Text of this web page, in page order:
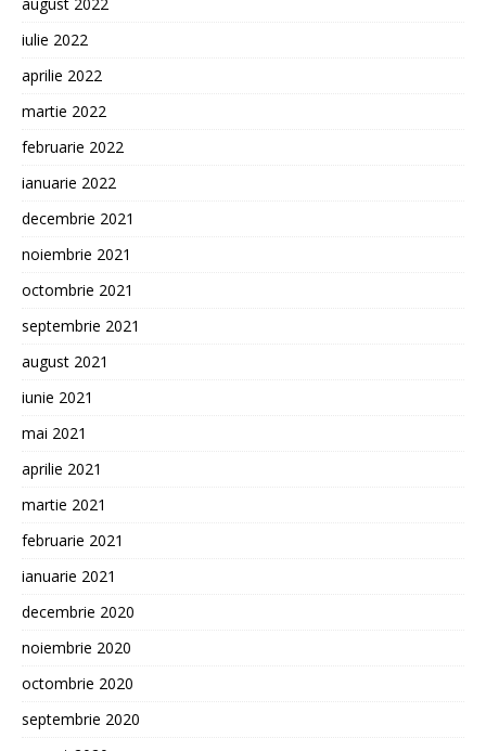
iulie 2022
aprilie 2022
martie 2022
februarie 2022
ianuarie 2022
decembrie 2021
noiembrie 2021
octombrie 2021
septembrie 2021
august 2021
iunie 2021
mai 2021
aprilie 2021
martie 2021
februarie 2021
ianuarie 2021
decembrie 2020
noiembrie 2020
octombrie 2020
septembrie 2020